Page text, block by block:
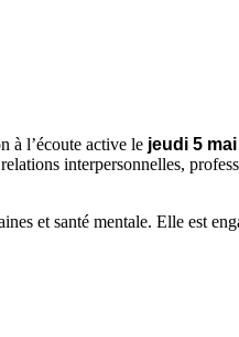
à l’écoute active le jeudi 5
interpersonnelles,
et santé mentale. Elle est